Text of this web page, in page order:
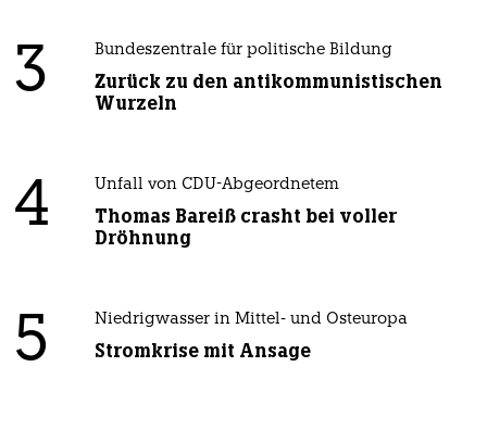
3 Bundeszentrale für politische Bildung
Zurück zu den antikommunistischen
Wurzeln
4 Unfall von CDU-Abgeordnetem
Thomas Bareiß crasht bei voller
Dröhnung
5 Niedrigwasser in Mittel- und Osteuropa
Stromkrise mit Ansage